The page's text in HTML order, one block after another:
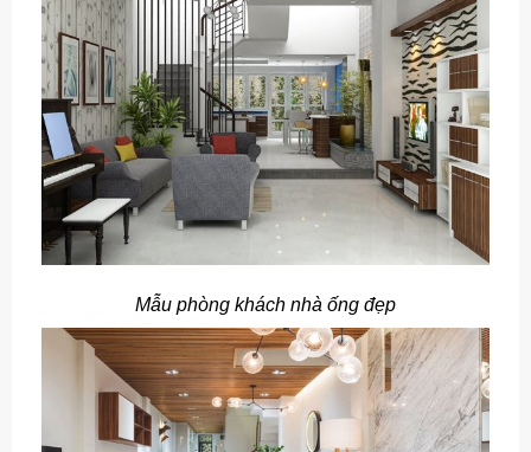
Mẫu phòng khách nhà ống đẹp